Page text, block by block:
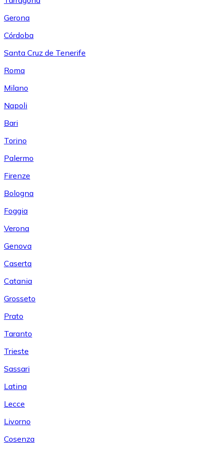
Gerona
Córdoba
Santa Cruz de Tenerife
Roma
Milano
Napoli
Bari
Torino
Palermo
Firenze
Bologna
Foggia
Verona
Genova
Caserta
Catania
Grosseto
Prato
Taranto
Trieste
Sassari
Latina
Lecce
Livorno
Cosenza